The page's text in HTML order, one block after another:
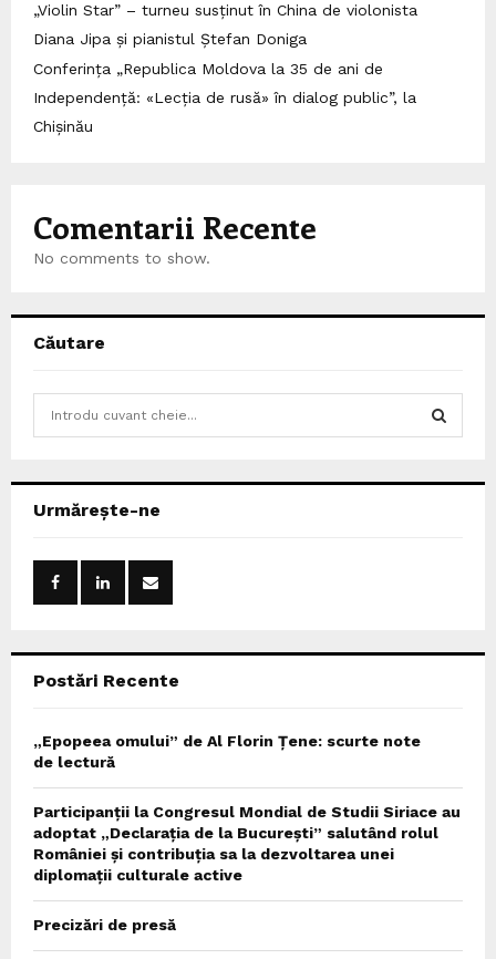
„Violin Star” – turneu susținut în China de violonista
Diana Jipa și pianistul Ștefan Doniga
Conferința „Republica Moldova la 35 de ani de
Independență: «Lecția de rusă» în dialog public”, la
Chișinău
Comentarii Recente
No comments to show.
Căutare
h
Urmărește-ne
Postări Recente
„Epopeea omului” de Al Florin Țene: scurte note
de lectură
Participanții la Congresul Mondial de Studii Siriace au
adoptat „Declarația de la București” salutând rolul
României și contribuția sa la dezvoltarea unei
diplomații culturale active
Precizări de presă